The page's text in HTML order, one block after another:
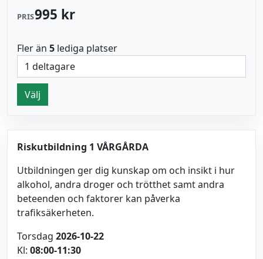
PRIS995 kr
Fler än 5 lediga platser
Välj
Riskutbildning 1 VÅRGÅRDA
Utbildningen ger dig kunskap om och insikt i hur
alkohol, andra droger och trötthet samt andra
beteenden och faktorer kan påverka
trafiksäkerheten.
Torsdag 2026-10-22
Kl: 08:00-11:30